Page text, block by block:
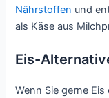
Nährstoffen und
als Käse aus
Eis-
Wenn Sie gerne